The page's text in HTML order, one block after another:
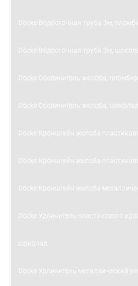
Döcke Водосточная труба 3м,
Döcke Водосточная труба 3м,
Döcke Соединитель желоба, пломбир
Döcke Соединитель желоба, шоколад
Döcke Кронштейн желоба
Döcke Кронштейн желоба
Döcke Кронштейн желоба
Döcke Удлинитель пластикового
шоколад
Döcke Удлинитель металлический